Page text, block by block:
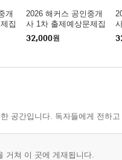
개
집
2026 해커스 공인중개
사 1차 출제예상문제집
민법 및 민사특별법(양
민)
32,000원
공간입니다. 독자들에게 전하
거쳐 이 곳에 게재됩니다.